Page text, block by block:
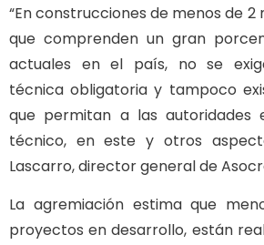
“En construcciones de menos de
que comprenden un gran
actuales en el país, no se
técnica obligatoria y tampoco
que permitan a las autoridades
técnico, en este y otros
Lascarro, director general de
La agremiación estima que
proyectos en desarrollo, están